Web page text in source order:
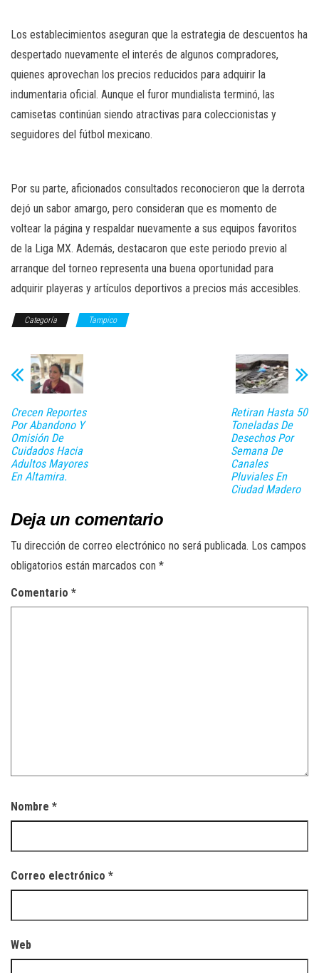
Los establecimientos aseguran que la estrategia de descuentos ha
despertado nuevamente el interés de algunos compradores,
quienes aprovechan los precios reducidos para adquirir la
indumentaria oficial. Aunque el furor mundialista terminó, las
camisetas continúan siendo atractivas para coleccionistas y
seguidores del fútbol mexicano.
Por su parte, aficionados consultados reconocieron que la derrota
dejó un sabor amargo, pero consideran que es momento de
voltear la página y respaldar nuevamente a sus equipos favoritos
de la Liga MX. Además, destacaron que este periodo previo al
arranque del torneo representa una buena oportunidad para
adquirir playeras y artículos deportivos a precios más accesibles.
Categoría Tampico
Crecen Reportes
Por Abandono Y
Omisión De
Cuidados Hacia
Adultos Mayores
En Altamira.
Retiran Hasta 50
Toneladas De
Desechos Por
Semana De
Canales
Pluviales En
Ciudad Madero
Deja un comentario
Tu dirección de correo electrónico no será publicada. Los campos
obligatorios están marcados con *
Comentario *
Nombre *
Correo electrónico *
Web